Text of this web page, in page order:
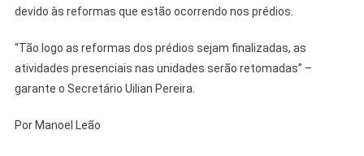
devido às reformas que estão ocorrendo nos prédios.
“Tão logo as reformas dos prédios sejam finalizadas, as
atividades presenciais nas unidades serão retomadas” –
garante o Secretário Uilian Pereira.
Por Manoel Leão